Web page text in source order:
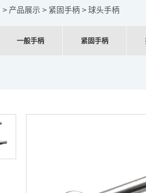
> 产品展示 > 紧固手柄 > 球头手柄
一般手柄 紧固手柄